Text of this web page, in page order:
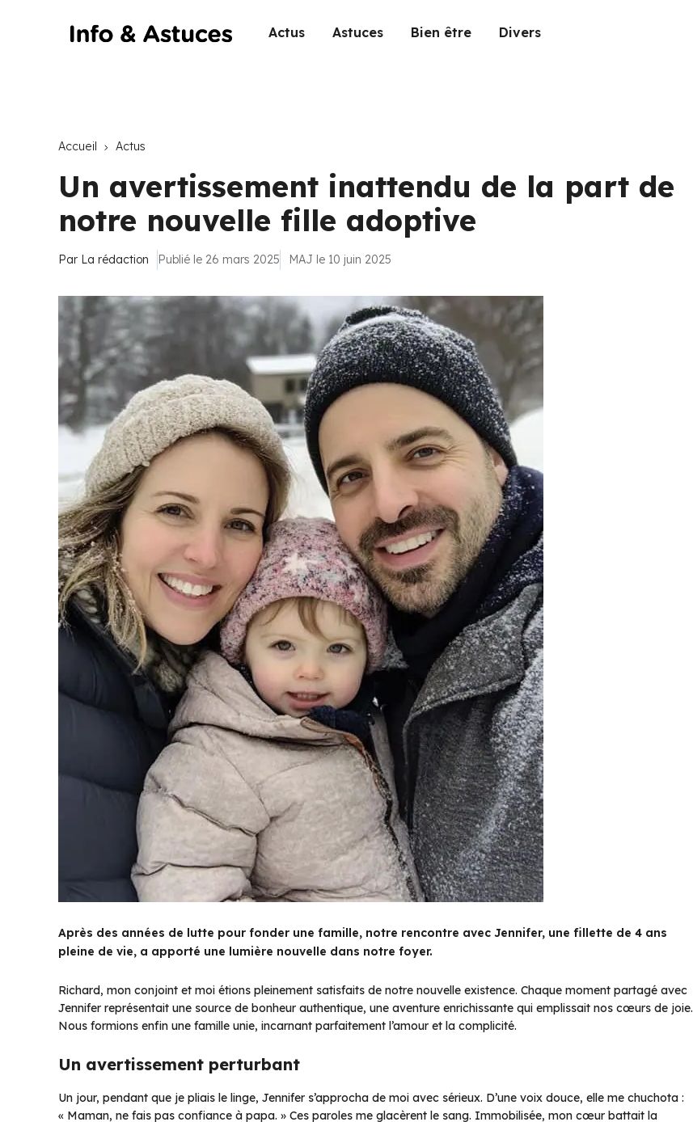
Actus Astuces Bien être Divers
Accueil Actus
Un avertissement inattendu de la part de
notre nouvelle fille adoptive
Par La rédaction Publié le 26 mars 2025 MAJ le 10 juin 2025
Après des années de lutte pour fonder une famille, notre rencontre avec Jennifer, une fillette de 4 ans
pleine de vie, a apporté une lumière nouvelle dans notre foyer.
Richard, mon conjoint et moi étions pleinement satisfaits de notre nouvelle existence. Chaque moment partagé avec
Jennifer représentait une source de bonheur authentique, une aventure enrichissante qui emplissait nos cœurs de joie.
Nous formions enfin une famille unie, incarnant parfaitement l’amour et la complicité.
Un avertissement perturbant
Un jour, pendant que je pliais le linge, Jennifer s’approcha de moi avec sérieux. D’une voix douce, elle me chuchota :
« Maman, ne fais pas confiance à papa. » Ces paroles me glacèrent le sang. Immobilisée, mon cœur battait la